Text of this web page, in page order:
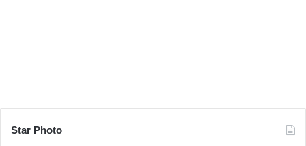
Star Photo